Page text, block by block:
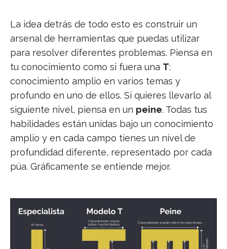
La idea detrás de todo esto es construir un
arsenal de herramientas que puedas utilizar
para resolver diferentes problemas. Piensa en
tu conocimiento como si fuera una T:
conocimiento amplio en varios temas y
profundo en uno de ellos. Si quieres llevarlo al
siguiente nivel, piensa en un peine. Todas tus
habilidades están unidas bajo un conocimiento
amplio y en cada campo tienes un nivel de
profundidad diferente, representado por cada
púa. Gráficamente se entiende mejor.